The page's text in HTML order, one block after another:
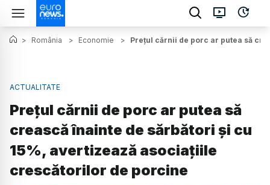
> România > Economie > Prețul cărnii de porc ar putea să
ACTUALITATE
Prețul cărnii de porc ar putea să
crească înainte de sărbători și cu
15%, avertizează asociațiile
crescătorilor de porcine